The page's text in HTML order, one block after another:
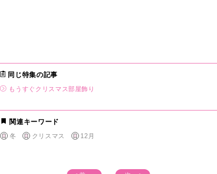
同じ特集の記事
もうすぐクリスマス部屋飾り
関連キーワード
冬 クリスマス 12月